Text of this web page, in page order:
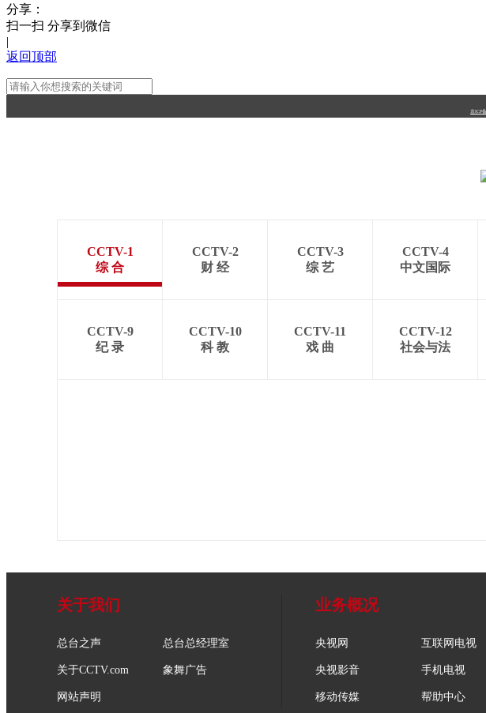
分享：
扫一扫 分享到微信
|
返回顶部
京ICP
CCTV-1
综 合
CCTV-2
财 经
CCTV-3
综 艺
CCTV-4
中文国际
CCTV-9
纪 录
CCTV-10
科 教
CCTV-11
戏 曲
CCTV-12
社会与法
关于我们
总台之声 总台总经理室
关于CCTV.com 象舞广告
网站声明
业务概况
央视网 互联网电视
央视影音 手机电视
移动传媒 帮助中心